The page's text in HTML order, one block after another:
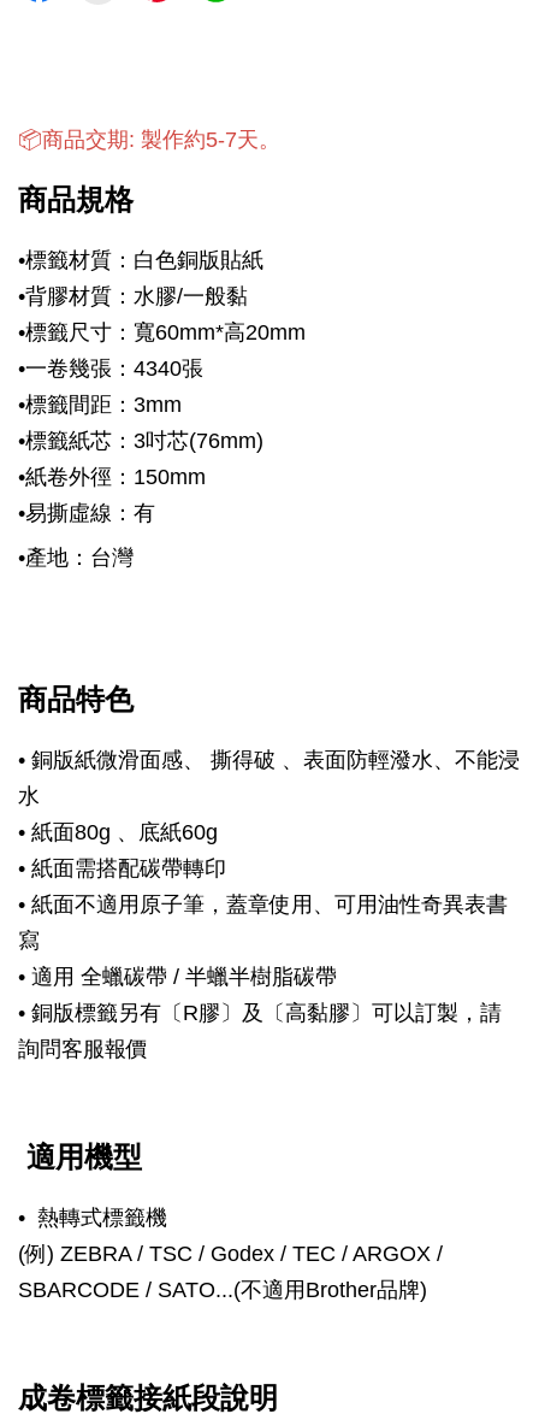
📦商品交期: 製作約5-7天。
商品規格
•標籤材質：白色銅版貼紙
•背膠材質： 水膠/一般黏
•標籤尺寸：寬60mm*高20mm
•一卷幾張：4340張
•標籤間距：3mm
•標籤紙芯：3吋芯(76mm)
•紙卷外徑：150mm
•易撕虛線：有
•產地 ：台灣
商品特色
• 銅版紙微滑面感、
撕得破 、表面防輕潑水、不能浸
水
• 紙面80g 、 底紙60g
• 紙面需搭配碳帶轉印
• 紙面不適用原子筆，蓋章使用、可用油性奇異表書
寫
• 適用 全蠟碳帶 / 半蠟半樹脂碳帶
• 銅版標籤另有〔R膠〕及
〔 高黏膠 〕 可以訂製，請
詢問客服報價
適用機型
• 熱轉式標籤機
(例) ZEBRA / TSC / Godex / TEC / ARGOX /
SBARCODE / SATO...(不適用Brother品牌)
成卷標籤接紙段說明